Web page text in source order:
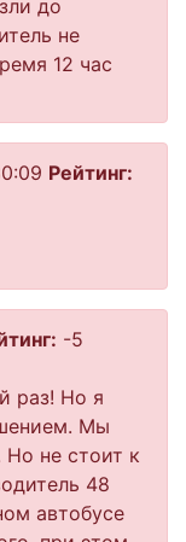
до
не
12 час
Рейтинг:
-5
раз! Но я
Мы
Но не стоит к
48
автобусе